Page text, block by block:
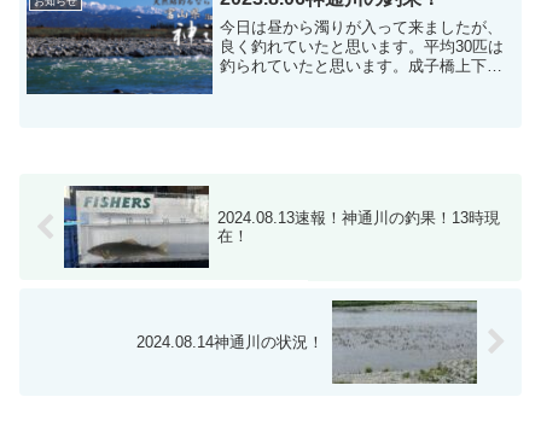
今日は昼から濁りが入って来ましたが、
良く釣れていたと思います。平均30匹は
釣られていたと思います。成子橋上下流
2024.08.13速報！神通川の釣果！13時現
在！
2024.08.14神通川の状況！